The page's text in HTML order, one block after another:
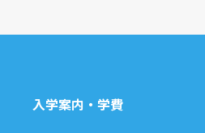
入学案内・学費